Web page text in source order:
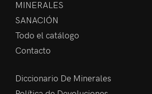
MINERALES
SANACIÓN
Todo el catálogo
Contacto
Diccionario De Minerales